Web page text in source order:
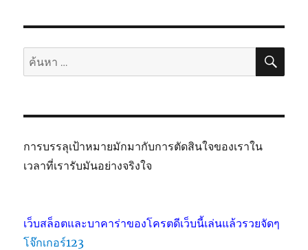
ค้นหา: ค้น
การบรรลุเป้าหมายมักมากับการตัดสินใจของเราใน
เวลาที่เรารับมันอย่างจริงใจ
เว็บสล็อตและบาคาร่าของโครตดีเว็บนี้เล่นแล้วรวยจัดๆ
โจ๊กเกอร์123